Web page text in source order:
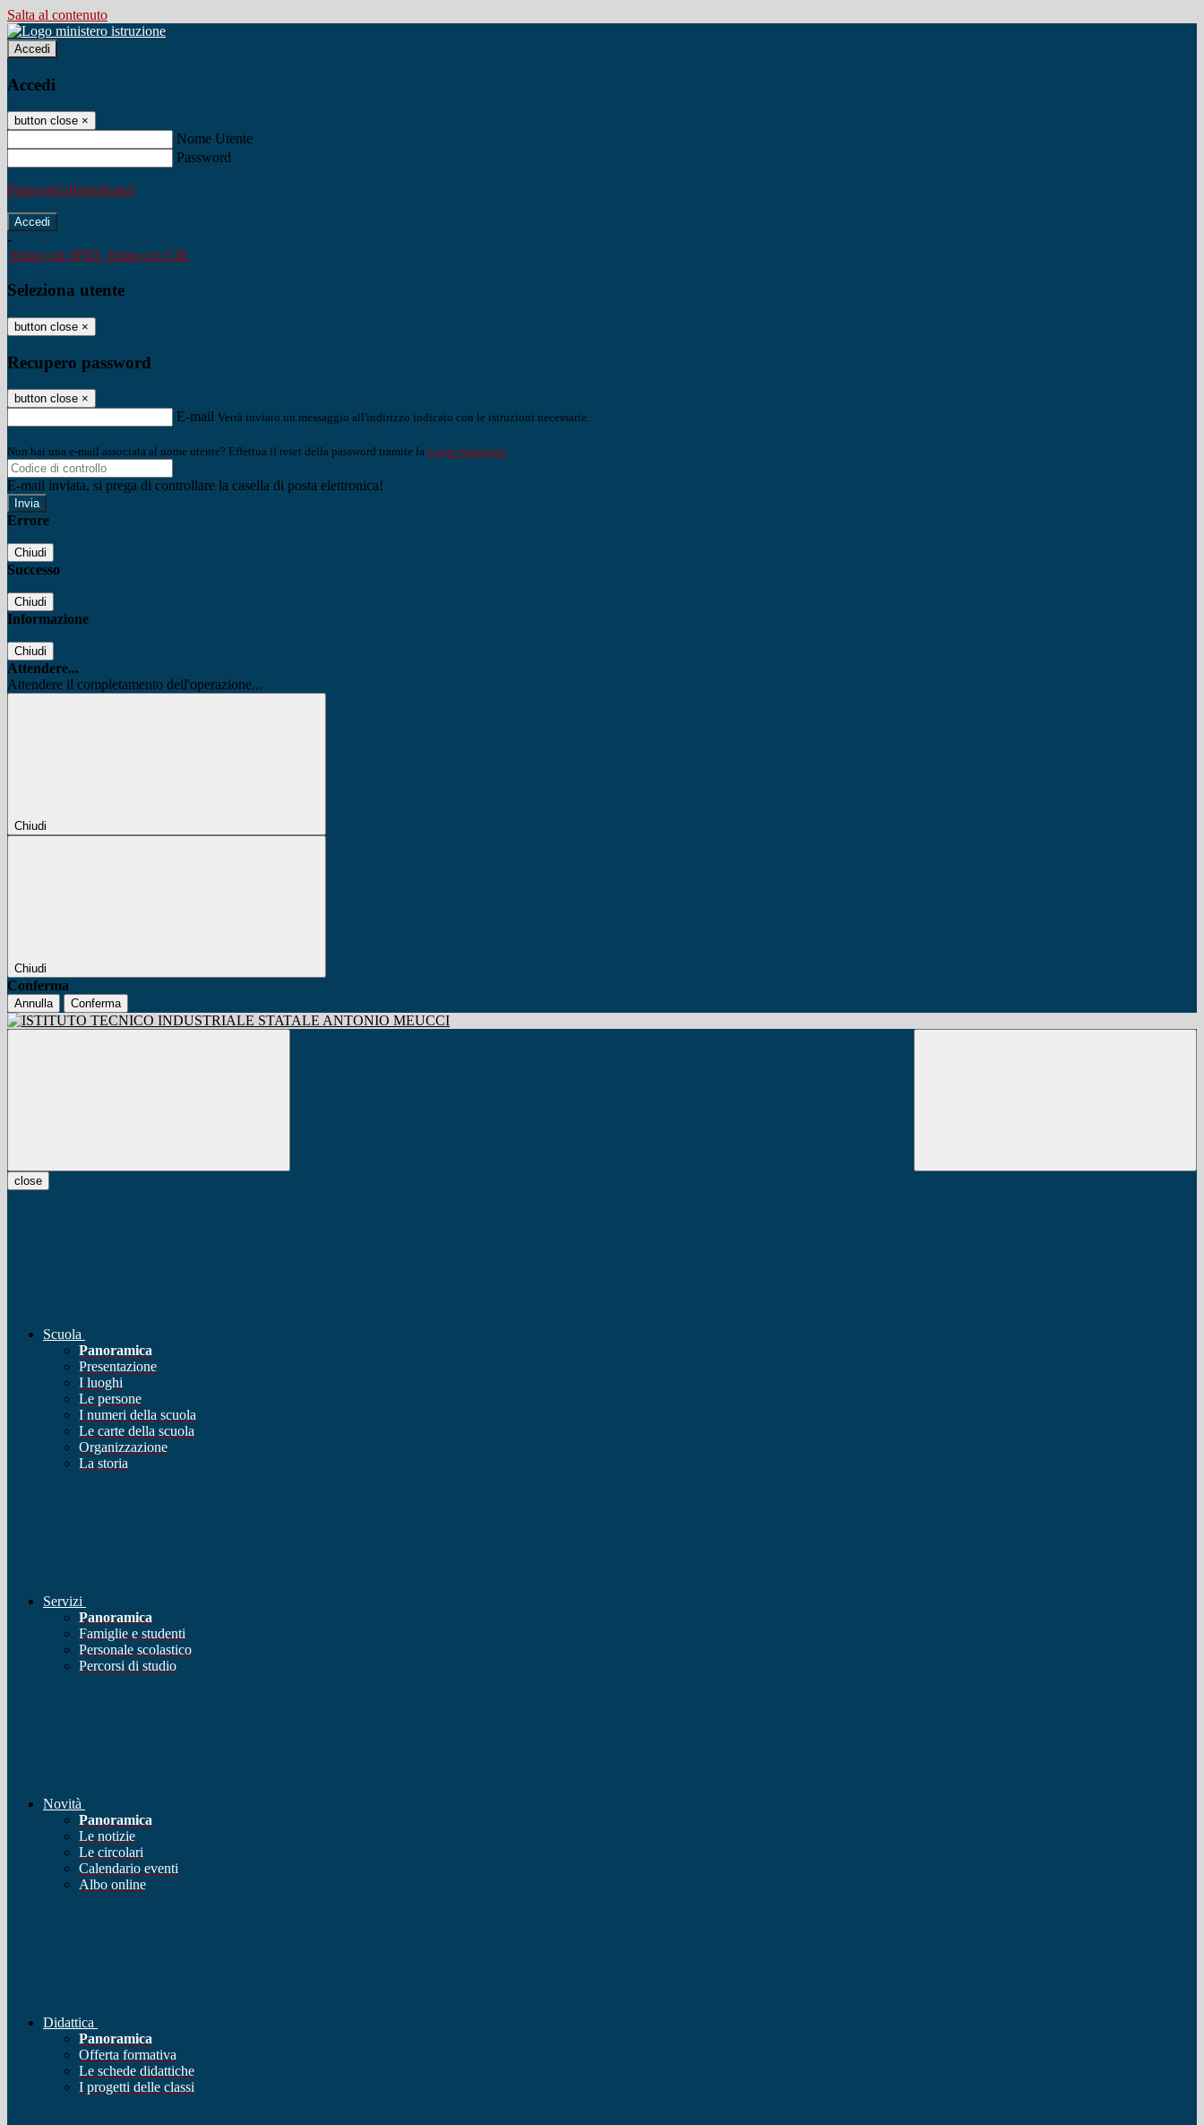
Salta al contenuto
Accedi
Accedi
button close ×
Nome Utente
Password
Password dimenticata?
-
Entra con SPID Entra con CIE
Seleziona utente
button close ×
Recupero password
button close ×
E-mail Verrà inviato un messaggio all'indirizzo indicato con le istruzioni necessarie.
Non hai una e-mail associata al nome utente? Effettua il reset della password tramite la Login Spaggiari
E-mail inviata, si prega di controllare la casella di posta elettronica!
Errore
Chiudi
Successo
Chiudi
Informazione
Chiudi
Attendere...
Attendere il completamento dell'operazione...
Chiudi
Chiudi
Conferma
Annulla Conferma
close
Scuola
Panoramica
Presentazione
I luoghi
Le persone
I numeri della scuola
Le carte della scuola
Organizzazione
La storia
Servizi
Panoramica
Famiglie e studenti
Personale scolastico
Percorsi di studio
Novità
Panoramica
Le notizie
Le circolari
Calendario eventi
Albo online
Didattica
Panoramica
Offerta formativa
Le schede didattiche
I progetti delle classi